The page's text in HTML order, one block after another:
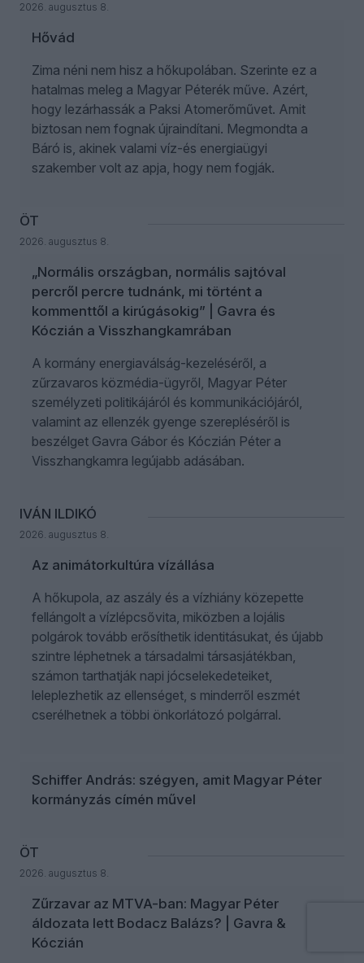
2026. augusztus 8.
Hővád
Zima néni nem hisz a hőkupolában. Szerinte ez a
hatalmas meleg a Magyar Péterék műve. Azért,
hogy lezárhassák a Paksi Atomerőművet. Amit
biztosan nem fognak újraindítani. Megmondta a
Báró is, akinek valami víz-és energiaügyi
szakember volt az apja, hogy nem fogják.
ÖT
2026. augusztus 8.
„Normális országban, normális sajtóval
percről percre tudnánk, mi történt a
kommenttől a kirúgásokig” | Gavra és
Kóczián a Visszhangkamrában
A kormány energiaválság-kezeléséről, a
zűrzavaros közmédia-ügyről, Magyar Péter
személyzeti politikájáról és kommunikációjáról,
valamint az ellenzék gyenge szerepléséről is
beszélget Gavra Gábor és Kóczián Péter a
Visszhangkamra legújabb adásában.
IVÁN ILDIKÓ
2026. augusztus 8.
Az animátorkultúra vízállása
A hőkupola, az aszály és a vízhiány közepette
fellángolt a vízlépcsővita, miközben a lojális
polgárok tovább erősíthetik identitásukat, és újabb
szintre léphetnek a társadalmi társasjátékban,
számon tarthatják napi jócselekedeteiket,
leleplezhetik az ellenséget, s minderről eszmét
cserélhetnek a többi önkorlátozó polgárral.
Schiffer András: szégyen, amit Magyar Péter
kormányzás címén művel
ÖT
2026. augusztus 8.
Zűrzavar az MTVA-ban: Magyar Péter
áldozata lett Bodacz Balázs? | Gavra &
Kóczián